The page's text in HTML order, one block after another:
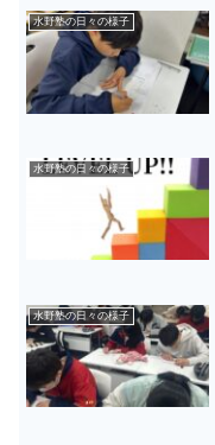
水野塾の日々の様子
水野塾の日々の様子
水野塾の日々の様子